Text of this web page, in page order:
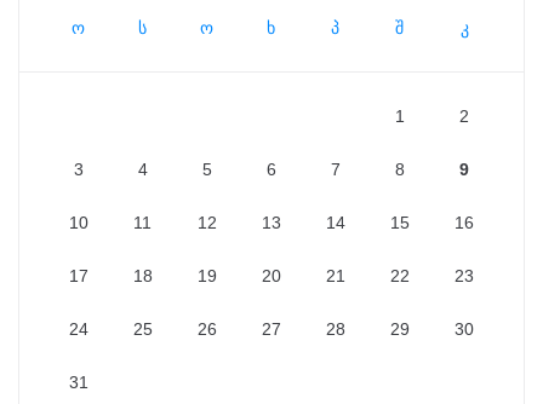
ო ს ო ხ პ შ კ
1 2
3 4 5 6 7 8 9
10 11 12 13 14 15 16
17 18 19 20 21 22 23
24 25 26 27 28 29 30
31